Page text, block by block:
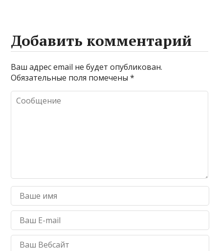
Добавить комментарий
Ваш адрес email не будет опубликован.
Обязательные поля помечены*